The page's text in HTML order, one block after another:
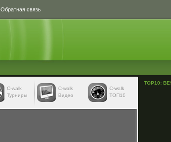
Обратная связь
С-walk
Турниры
С-walk
Видео
C-walk
ТОП10
TOP10: